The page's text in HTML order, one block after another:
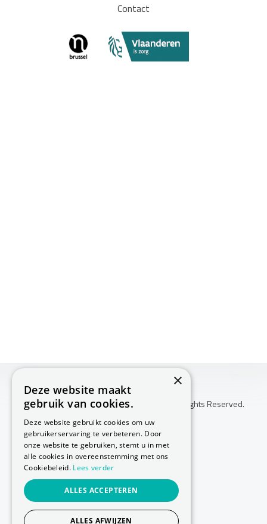
Contact
Copyright © 2026 Huis Voor Gezondheid. All Rights Reserved.
Klachtenprocedure
Annuleringsvoorwaarden
-
-
Privacy Policy
Cookie Policy
×
Deze website maakt
gebruik van cookies.
Deze website gebruikt cookies om uw
gebruikerservaring te verbeteren. Door
onze website te gebruiken, stemt u in met
alle cookies in overeenstemming met ons
Cookiebeleid. Lees verder
ALLES ACCEPTEREN
ALLES AFWIJZEN